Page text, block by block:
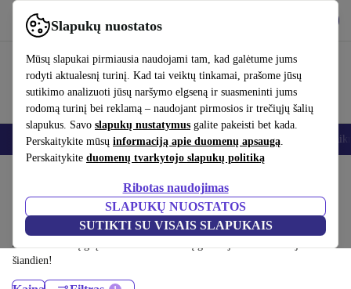
Slapukų nuostatos
Mūsų slapukai pirmiausia naudojami tam, kad galėtume jums
rodyti aktualesnį turinį. Kad tai veiktų tinkamai, prašome jūsų
sutikimo analizuoti jūsų naršymo elgseną ir suasmeninti jums
rodomą turinį bei reklamą – naudojant pirmosios ir trečiųjų šalių
slapukus. Savo slapukų nustatymus galite pakeisti bet kada.
Perskaitykite mūsų informaciją apie duomenų apsaugą.
Perskaitykite duomenų tvarkytojo slapukų politiką
Ribotas naudojimas
SLAPUKŲ NUOSTATOS
SUTIKTI SU VISAIS SLAPUKAIS
Naudok refurbed greitai ir paprastai
Išmanieji telefonai Nešiojamieji kompiuteriai Planšetės Išmanieji
MacBook:
Sertifikuoti profesionaliai atnaujinti MacBook iki 1900 € – sutaupyk iki
40 %. 30 dienų grąžinimai ir 12 mėnesių garantija. Pirk tvariai jau
šiandien!